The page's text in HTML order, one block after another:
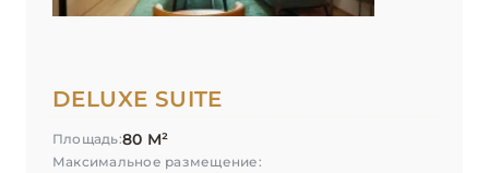
DELUXE SUITE
Площадь:80 М²
Максимальное размещение: